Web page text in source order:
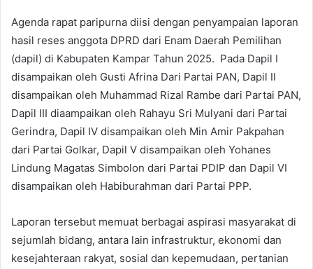
Agenda rapat paripurna diisi dengan penyampaian laporan
hasil reses anggota DPRD dari Enam Daerah Pemilihan
(dapil) di Kabupaten Kampar Tahun 2025. Pada Dapil I
disampaikan oleh Gusti Afrina Dari Partai PAN, Dapil II
disampaikan oleh Muhammad Rizal Rambe dari Partai PAN,
Dapil III diaampaikan oleh Rahayu Sri Mulyani dari Partai
Gerindra, Dapil IV disampaikan oleh Min Amir Pakpahan
dari Partai Golkar, Dapil V disampaikan oleh Yohanes
Lindung Magatas Simbolon dari Partai PDIP dan Dapil VI
disampaikan oleh Habiburahman dari Partai PPP.
Laporan tersebut memuat berbagai aspirasi masyarakat di
sejumlah bidang, antara lain infrastruktur, ekonomi dan
kesejahteraan rakyat, sosial dan kepemudaan, pertanian